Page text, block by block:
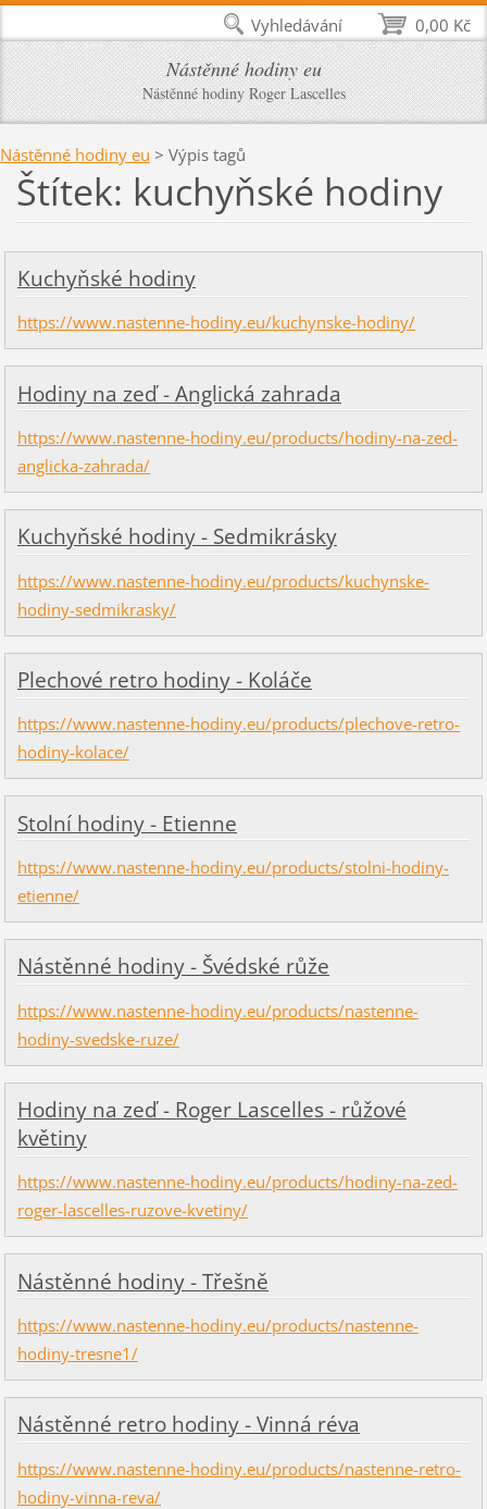
Nástěnné hodiny eu
Nástěnné hodiny Roger Lascelles
Nástěnné hodiny eu > Výpis tagů
Štítek: kuchyňské hodiny
Kuchyňské hodiny
https://www.nastenne-hodiny.eu/kuchynske-hodiny/
Hodiny na zeď - Anglická zahrada
https://www.nastenne-hodiny.eu/products/hodiny-na-zed-
anglicka-zahrada/
Kuchyňské hodiny - Sedmikrásky
https://www.nastenne-hodiny.eu/products/kuchynske-
hodiny-sedmikrasky/
Plechové retro hodiny - Koláče
https://www.nastenne-hodiny.eu/products/plechove-retro-
hodiny-kolace/
Stolní hodiny - Etienne
https://www.nastenne-hodiny.eu/products/stolni-hodiny-
etienne/
Nástěnné hodiny - Švédské růže
https://www.nastenne-hodiny.eu/products/nastenne-
hodiny-svedske-ruze/
Hodiny na zeď - Roger Lascelles - růžové
květiny
https://www.nastenne-hodiny.eu/products/hodiny-na-zed-
roger-lascelles-ruzove-kvetiny/
Nástěnné hodiny - Třešně
https://www.nastenne-hodiny.eu/products/nastenne-
hodiny-tresne1/
Nástěnné retro hodiny - Vinná réva
https://www.nastenne-hodiny.eu/products/nastenne-retro-
hodiny-vinna-reva/
0,00 Kč
Vyhledávání